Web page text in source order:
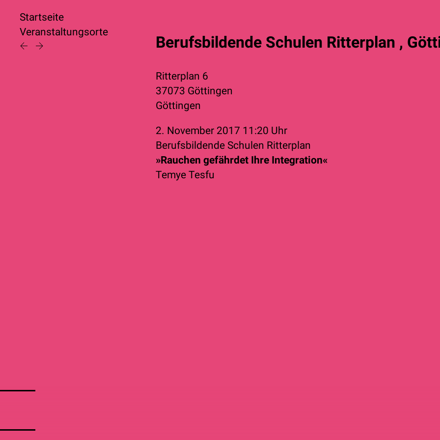
Startseite
Veranstaltungsorte
Berufsbildende Schulen Ritterplan ,
Ritterplan 6
37073 Göttingen
Göttingen
2. November 2017 11:20 Uhr
Berufsbildende Schulen Ritterplan
»Rauchen gefährdet Ihre Integration«
Temye Tesfu